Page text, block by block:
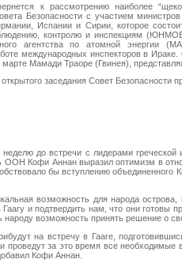
к рассмотрению наиболее
Безопасности с участием
Испании и Сирии, которое
контролю и инспекциям
агентства по атомной энергии
международных инспекторов в
Мамади Траоре (Гвинея),
заседания Совет Безопасности
до встречи с лидерами греческой
ООН Кофи Аннан выразил оптимизм в
бы вступлению объединенного
возможность для народа острова,
и подтвердить нам, что они готовы
возможность принять решение о
на встречу в Гааге,
проведут за это время все необходимые
Кофи Аннан.